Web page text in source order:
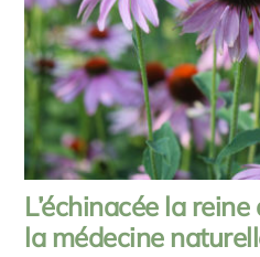
L’échinacée la
la médecine